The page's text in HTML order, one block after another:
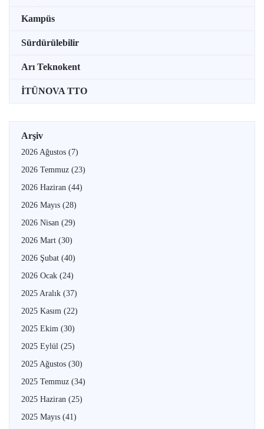
Kampüs
Sürdürülebilir
Arı Teknokent
İTÜNOVA TTO
Arşiv
2026 Ağustos (7)
2026 Temmuz (23)
2026 Haziran (44)
2026 Mayıs (28)
2026 Nisan (29)
2026 Mart (30)
2026 Şubat (40)
2026 Ocak (24)
2025 Aralık (37)
2025 Kasım (22)
2025 Ekim (30)
2025 Eylül (25)
2025 Ağustos (30)
2025 Temmuz (34)
2025 Haziran (25)
2025 Mayıs (41)